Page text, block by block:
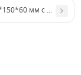
Коробка 230*150*60